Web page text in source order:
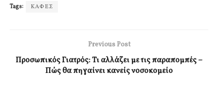
Tags: ΚΑΦΕΣ
Previous Post
Προσωπικός Γιατρός: Τι αλλάζει με τις παραπομπές –
Πώς θα πηγαίνει κανείς νοσοκομείο